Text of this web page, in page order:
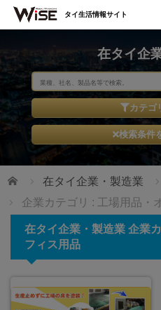
在タイ企
カテゴ
検索条件
ホーム 在タイ企業・製造業
企業カテゴリ : 工場用品・
在タイ企業・製造業 企業
フィス用品
タイ生活情報サイト